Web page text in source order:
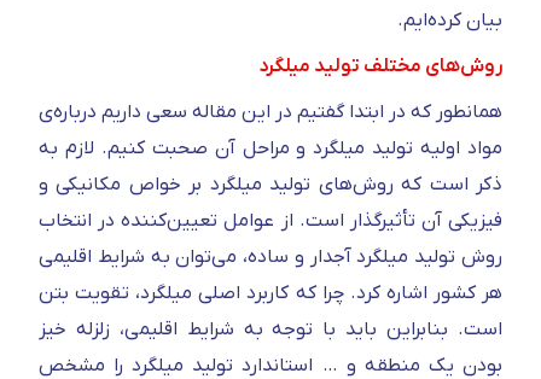
بیان کرده‌ایم.
روش‌های مختلف تولید میلگرد
همانطور که در ابتدا گفتیم در این مقاله سعی داریم درباره‌ی
مواد اولیه تولید میلگرد و مراحل آن صحبت کنیم. لازم به
ذکر است که روش‌های تولید میلگرد بر خواص مکانیکی و
فیزیکی آن تأثیر‌گذار است. از عوامل تعیین‌کننده در انتخاب
روش تولید میلگرد آجدار و ساده، می‌توان به شرایط اقلیمی
هر کشور اشاره کرد. چرا که کاربرد اصلی میلگرد، تقویت بتن
است. بنابراین باید با توجه به شرایط اقلیمی، زلزله خیز
بودن یک منطقه و … استاندارد تولید میلگرد را مشخص